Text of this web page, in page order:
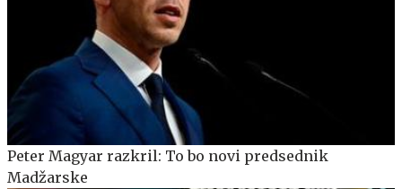
Peter Magyar razkril: To bo novi predsednik
Madžarske